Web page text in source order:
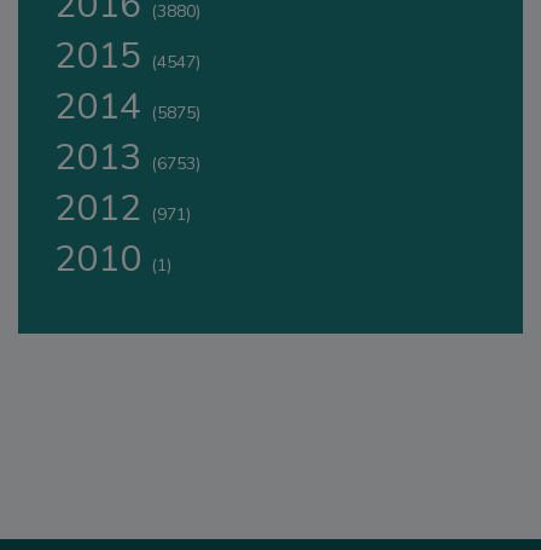
(3880)
2015 (4547)
2014 (5875)
2013 (6753)
2012 (971)
2010 (1)